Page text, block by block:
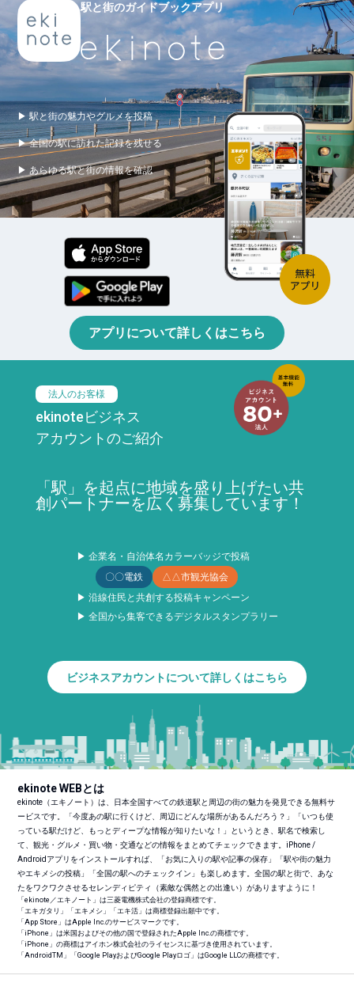
駅と街のガイドブックアプリ
▶ 駅と街の魅力やグルメを投稿
▶ 全国の駅に訪れた記録を残せる
▶ あらゆる駅と街の情報を確認
アプリについて詳しくはこちら
法人のお客様
ekinoteビジネス
アカウントのご紹介
「駅」を起点に地域を盛り上げたい共
創パートナーを広く募集しています！
▶ 企業名・自治体名カラーバッジで投稿
〇〇電鉄
△△市観光協会
▶ 沿線住民と共創する投稿キャンペーン
▶ 全国から集客できるデジタルスタンプラリー
ビジネスアカウントについて詳しくはこちら
ekinote WEBとは
ekinote（エキノート）は、日本全国すべての鉄道駅と周辺の街の魅力を発見できる無料サ
ービスです。「今度あの駅に行くけど、周辺にどんな場所があるんだろう？」「いつも使
っている駅だけど、もっとディープな情報が知りたいな！」というとき、駅名で検索し
て、観光・グルメ・買い物・交通などの情報をまとめてチェックできます。iPhone /
Androidアプリをインストールすれば、「お気に入りの駅や記事の保存」「駅や街の魅力
やエキメシの投稿」「全国の駅へのチェックイン」も楽しめます。全国の駅と街で、あな
たをワクワクさせるセレンディピティ（素敵な偶然との出逢い）がありますように！
「ekinote／エキノート」は三菱電機株式会社の登録商標です。
「エキガタリ」「エキメシ」「エキ活」は商標登録出願中です。
「App Store」はApple Inc.のサービスマークです。
「iPhone」は米国およびその他の国で登録されたApple Inc.の商標です。
「iPhone」の商標はアイホン株式会社のライセンスに基づき使用されています。
「AndroidTM 」「Google PlayおよびGoogle Playロゴ」はGoogle LLCの商標です。